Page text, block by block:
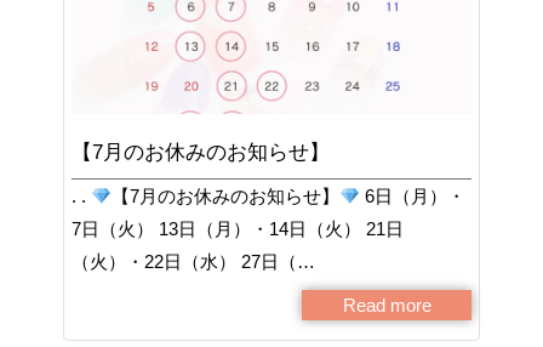
【7月のお休みのお知らせ】
. . 【7月のお休みのお知らせ】
6日（月）・
7日（火） 13日（月）・14日（火） 21日
（火）・22日（水） 27日（…
Read more